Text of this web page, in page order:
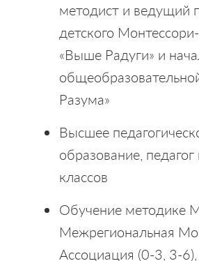
методист и ведущий
детского
«Выше Радуги» и
Разума»
Высшее
образование,
классов
Обучение методике
Межрегиональная
Ассоциация (0-3, 3-